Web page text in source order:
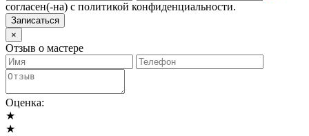
согласен(-на) с политикой конфиденциальности.
×
Отзыв о мастере
Оценка:
★
★